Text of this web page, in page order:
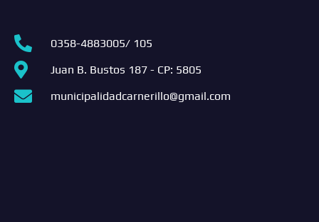
0358-4883005/ 105
Juan B. Bustos 187 - CP: 5805
municipalidadcarnerillo@gmail.com